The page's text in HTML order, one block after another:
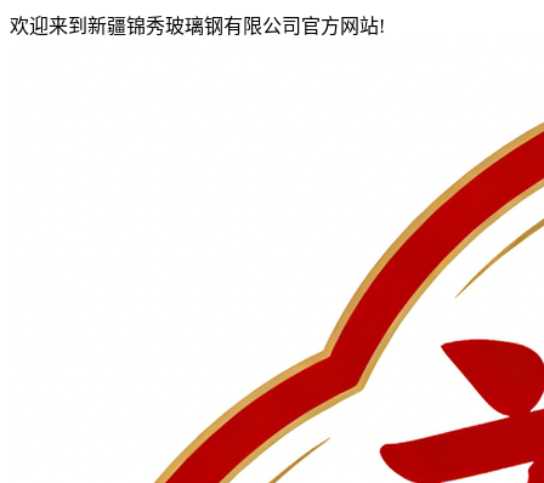
欢迎来到新疆锦秀玻璃钢有限公司官方网站!